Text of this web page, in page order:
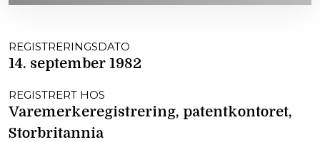
REGISTRERINGSDATO
14. september 1982
REGISTRERT HOS
Varemerkeregistrering, patentkontoret,
Storbritannia